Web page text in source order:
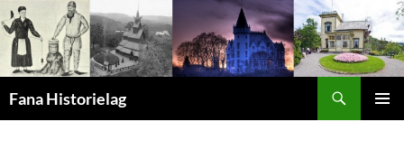
Hopp
til
innhold
Fana Historielag